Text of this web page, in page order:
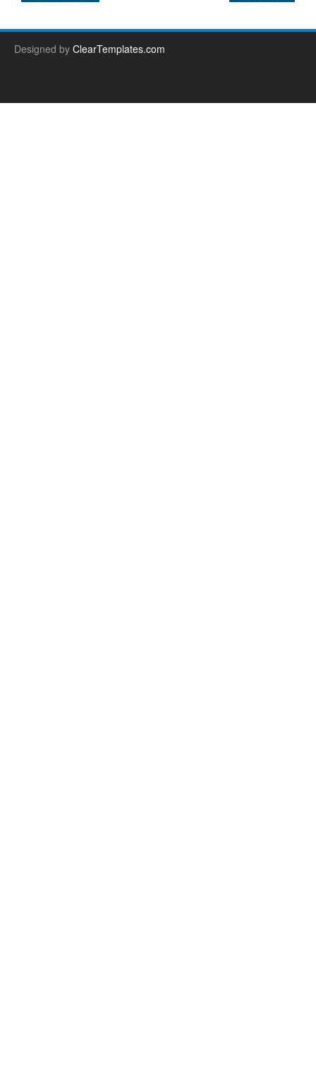
Designed by ClearTemplates.com